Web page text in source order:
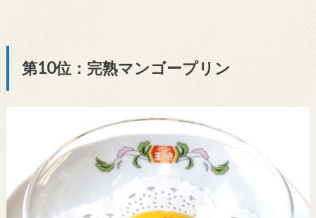
第10位：完熟マンゴープリン